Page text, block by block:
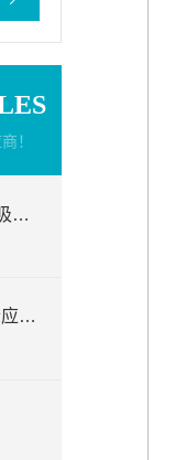
！
水下的“呼吸”艺术——深水自吸式潜水曝气机的技术原理与核心优势
深水自吸式潜水曝气机在实际应用场景中的性能优势